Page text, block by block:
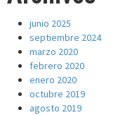
junio 2025
septiembre 2024
marzo 2020
febrero 2020
enero 2020
octubre 2019
agosto 2019